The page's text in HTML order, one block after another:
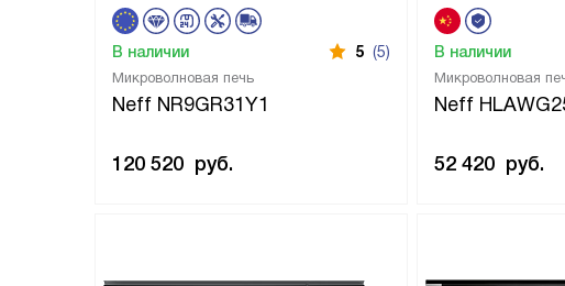
Микроволновая печь
Neff NR9GR31Y1
В наличии 5 (5)
120 520 руб.
Микроволновая
Neff
В наличии
52 420 руб.